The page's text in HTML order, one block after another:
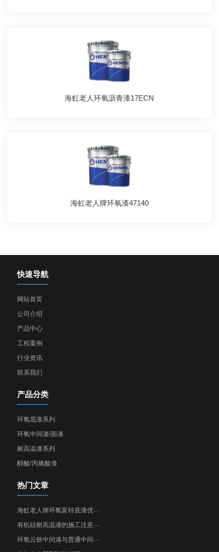
海虹老人环氧沥青漆17ECN
海虹老人牌环氧漆47140
快速导航
网站首页
公司介绍
产品中心
工程案例
行业资讯
联系我们
产品分类
环氧底漆系列
环氧中间漆/面漆
耐高温漆系列
醇酸/丙烯酸漆
热门文章
海虹老人牌环氧富锌底漆优···
有机硅耐高温漆的施工注意···
环氧云铁中间漆与普通中间···